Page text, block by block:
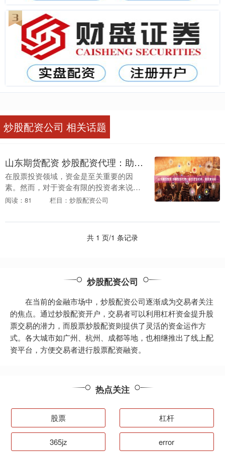
炒股配资公司 相关话题
山东期货配资 炒股配资代理：助您资金杠杆，投资更轻松
在股票投资领域，资金是至关重要的因
素。然而，对于资金有限的投资者来说，
炒股配资代理可以提供资金杠杆，帮助他
易方式，投资者通....
阅读：81 栏目：炒股配资公司
共 1 页/1 条记录
炒股配资公司
在当前的金融市场中，炒股配资公司逐渐成为交易者关注
的焦点。通过炒股配资开户，交易者可以利用杠杆资金提升股
票交易的潜力，而股票炒股配资则提供了灵活的资金运作方
式。各大城市如广州、杭州、成都等地，也相继推出了线上配
资平台，方便交易者进行股票配资融资。
热点关注
股票 杠杆
365jz error